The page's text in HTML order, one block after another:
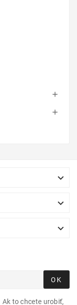





OK
to chcete urobiť,